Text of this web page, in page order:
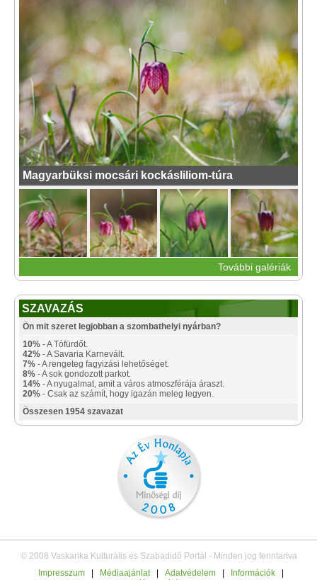
Magyarbüksi mocsári kockásliliom-túra
További galériák
SZAVAZÁS
Ön mit szeret legjobban a szombathelyi nyárban?
10% - A Tófürdőt.
42% - A Savaria Karnevált.
7% - A rengeteg fagyizási lehetőséget.
8% - A sok gondozott parkot.
14% - A nyugalmat, amit a város atmoszférája áraszt.
20% - Csak az számít, hogy igazán meleg legyen.
Összesen 1954 szavazat
© 2008 Vaskarika Kulturális és Szabadidő Portál - Minden jog fenntartva
Impresszum
Médiaajánlat Adatvédelem Információk